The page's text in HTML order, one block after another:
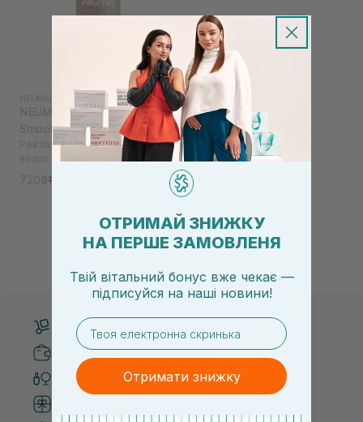
NEU STYLING
NEUMA Neu Styling
Smoothing Creme 200 мл
Разглаживающий крем для
1 200₴
Бесплатная доставка от 3000 UAH
Безопасные способы оплаты
Только оригинальная косметика
ОТРИМАЙ ЗНИЖКУ
НА ПЕРШЕ ЗАМОВЛЕНЯ
Твій вітальний бонус вже чекає —
підписуйся на наші новини!
email
Отримати знижку